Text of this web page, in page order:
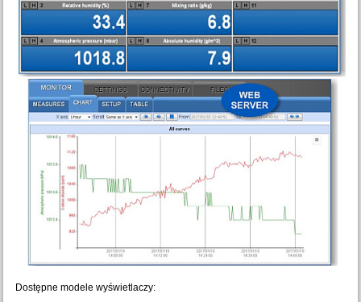
Dostępne modele wyświetlaczy: